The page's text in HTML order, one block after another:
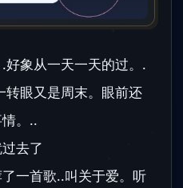
象从一天一天的过。.
转眼又是周末。眼前还
。..
去了
一首歌..叫关于爱。听